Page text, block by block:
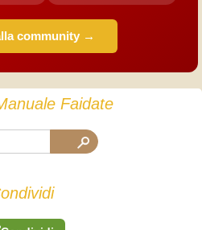
community →
Faidate